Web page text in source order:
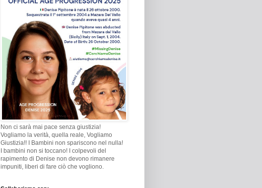
Non ci sarà mai pace senza giustizia!
Vogliamo la verità, quella reale, Vogliamo
Giustizia!! I Bambini non spariscono nel nulla!
I bambini non si toccano! I colpevoli del
rapimento di Denise non devono rimanere
impuniti, liberi di fare ciò che vogliono.